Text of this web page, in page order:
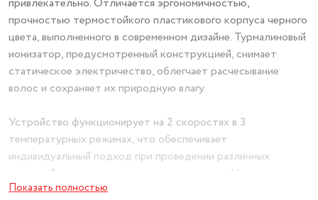
прочностью термостойкого пластикового корпуса черного
цвета, выполненного в современном дизайне. Турмалиновый
ионизатор, предусмотренный конструкцией, снимает
статическое электричество, облегчает расчесывание
волос и сохраняет их природную влагу.
Устройство функционирует на 2 скоростях в 3
температурных режимах, что обеспечивает
индивидуальный подход при проведении различных
операций, с учетом типа и состояния волос. Наличие
насадки-концентратора делает уход за волосами более
Показать полностью